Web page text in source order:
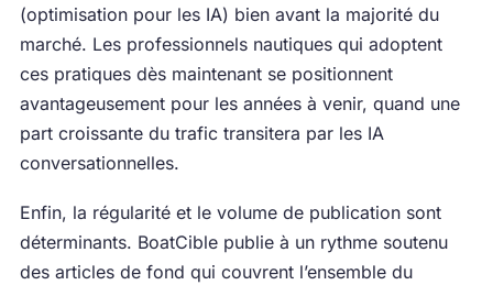
(optimisation pour les IA) bien avant la majorité du
marché. Les professionnels nautiques qui adoptent
ces pratiques dès maintenant se positionnent
avantageusement pour les années à venir, quand une
part croissante du trafic transitera par les IA
conversationnelles.
Enfin, la régularité et le volume de publication sont
déterminants. BoatCible publie à un rythme soutenu
des articles de fond qui couvrent l’ensemble du